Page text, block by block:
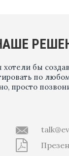
бы
по
просто